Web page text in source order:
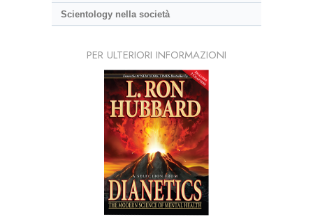
Scientology nella società
PER ULTERIORI INFORMAZIONI